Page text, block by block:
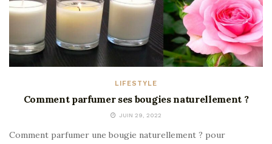
LIFESTYLE
Comment parfumer ses bougies naturellement ?
JUIN 29, 2022
Comment parfumer une bougie naturellement ? pour